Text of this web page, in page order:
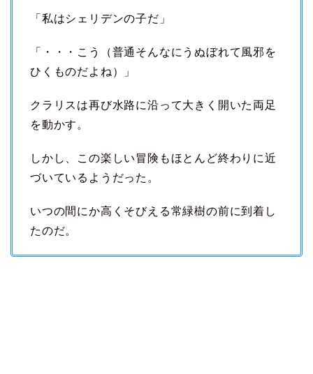
「私はシェリデンの子だ」
「・・・こう（普通そんなにうぬぼれて風邪を
ひくものだよね）」
クラリスは再び水路に沿って大きく開いた両足
を動かす。
しかし、この楽しい冒険もほとんど終わりに近
づいているようだった。
いつの間にか高くそびえる常緑樹の前に到着し
たのだ。